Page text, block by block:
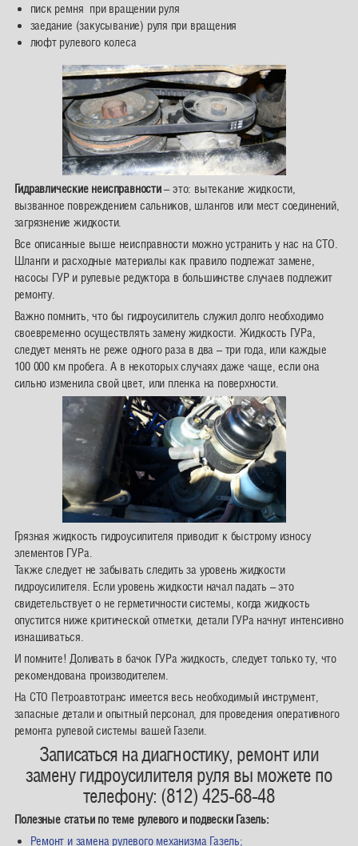
писк ремня при вращении руля
заедание (закусывание) руля при вращения
люфт рулевого колеса
Гидравлические неисправности– это: вытекание жидкости,
вызванное повреждением сальников, шлангов или мест соединений,
загрязнение жидкости.
Все описанные выше неисправности можно устранить у нас на СТО.
Шланги и расходные материалы как правило подлежат замене,
насосы ГУР и рулевые редуктора в большинстве случаев подлежит
ремонту.
Важно помнить, что бы гидроусилитель служил долго необходимо
своевременно осуществлять замену жидкости. Жидкость ГУРа,
следует менять не реже одного раза в два – три года, или каждые
100 000 км пробега. А в некоторых случаях даже чаще, если она
сильно изменила свой цвет, или пленка на поверхности.
Грязная жидкость гидроусилителя приводит к быстрому износу
элементов ГУРа.
Также следует не забывать следить за уровень жидкости
гидроусилителя. Если уровень жидкости начал падать – это
свидетельствует о не герметичности системы, когда жидкость
опустится ниже критической отметки, детали ГУРа начнут интенсивно
изнашиваться.
И помните! Доливать в бачок ГУРа жидкость, следует только ту, что
рекомендована производителем.
На СТО Петроавтотранс имеется весь необходимый инструмент,
запасные детали и опытный персонал, для проведения оперативного
ремонта рулевой системы вашей Газели.
Записаться на диагностику, ремонт или
замену гидроусилителя руля вы можете по
телефону: (812) 425-68-48
Полезные статьи по теме рулевого и подвески Газель:
Ремонт и замена рулевого механизма Газель;